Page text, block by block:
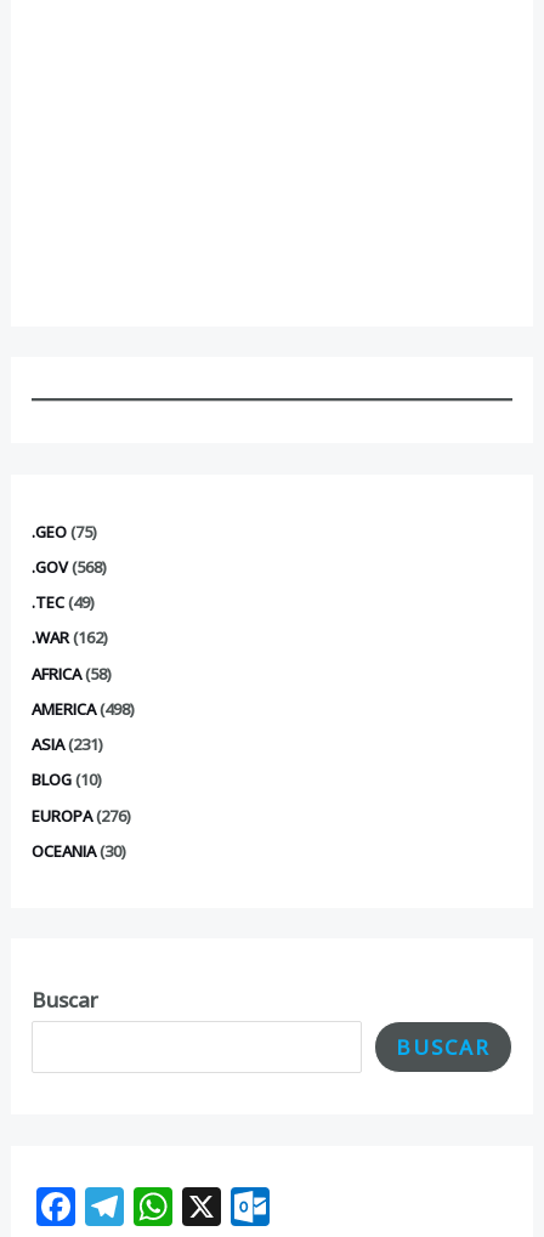
.GEO(75)
.GOV(568)
.TEC(49)
.WAR(162)
AFRICA(58)
AMERICA(498)
ASIA(231)
BLOG(10)
EUROPA(276)
OCEANIA(30)
Buscar
BUSCAR
F T W X